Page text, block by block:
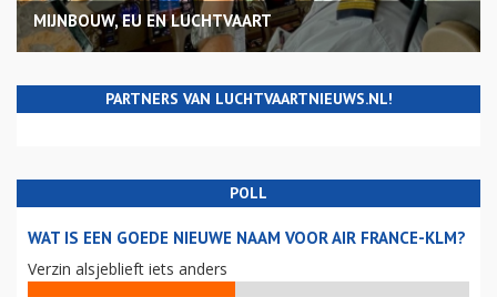
MIJNBOUW, EU EN LUCHTVAART
PARTNERS VAN LUCHTVAARTNIEUWS.NL!
POLL
WAT IS EEN GOEDE NIEUWE NAAM VOOR AIR FRANCE-KLM?
Verzin alsjeblieft iets anders